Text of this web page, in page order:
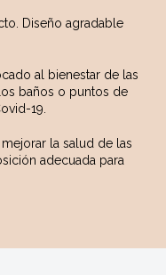
Diseño agradable
al bienestar de las
baños o puntos de
19.
la salud de las
adecuada para